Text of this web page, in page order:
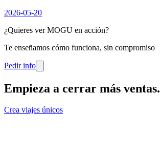
2026-05-20
¿Quieres ver MOGU en acción?
Te enseñamos cómo funciona, sin compromiso
Pedir info
Empieza a cerrar más ventas.
Crea viajes únicos